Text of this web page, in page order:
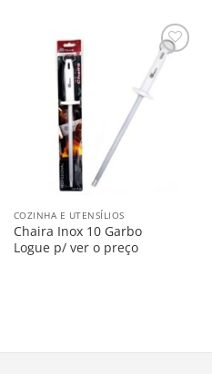
Salvar
COZINHA E UTENSÍLIOS
Chaira Inox 10 Garbo
Logue p/ ver o preço